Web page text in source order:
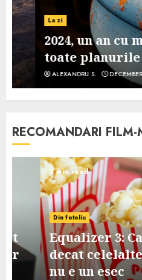
La zi
2024, un an cu
toate planurile
ALEXANDRU S. DECEMBER 20,
RECOMANDARI
3 min read
Din fotoliu
Equalizer 3:
decat celelalte
nu e un esec